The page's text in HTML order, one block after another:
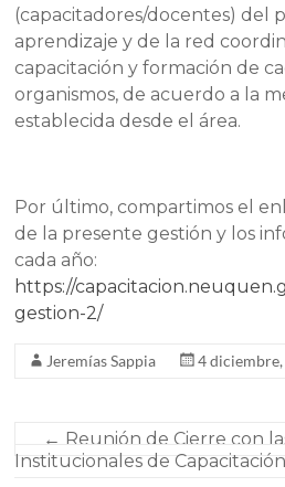
(capacitadores/docentes) del
aprendizaje y de la red
capacitación y formación de
organismos, de acuerdo a la
establecida desde el área.
Por último, compartimos el
de la presente gestión y los
cada año:
https://
gestion-2/
Jeremías Sappia 4
← Reunión de Cierre con
Institucionales de